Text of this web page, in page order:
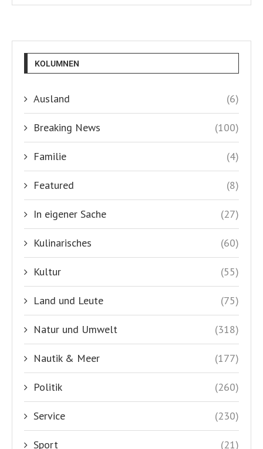
KOLUMNEN
Ausland (6)
Breaking News (100)
Familie (4)
Featured (8)
In eigener Sache (27)
Kulinarisches (60)
Kultur (55)
Land und Leute (75)
Natur und Umwelt (318)
Nautik & Meer (177)
Politik (260)
Service (230)
Sport (21)